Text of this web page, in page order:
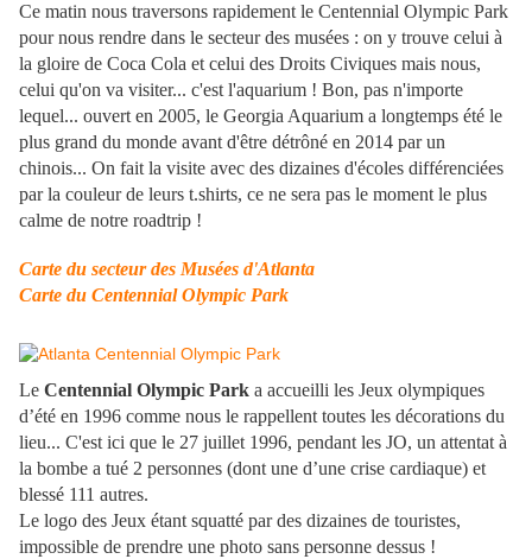
Ce matin nous traversons rapidement le Centennial Olympic Park
pour nous rendre dans le secteur des musées : on y trouve celui à
la gloire de Coca Cola et celui des Droits Civiques mais nous,
celui qu'on va visiter... c'est l'aquarium ! Bon, pas n'importe
lequel... ouvert en 2005, le Georgia Aquarium a longtemps été le
plus grand du monde avant d'être détrôné en 2014 par un
chinois... On fait la visite avec des dizaines d'écoles différenciées
par la couleur de leurs t.shirts, ce ne sera pas le moment le plus
calme de notre roadtrip !
Carte du secteur des Musées d'Atlanta
Carte du Centennial Olympic Park
Le Centennial Olympic Park a accueilli les Jeux olympiques
d’été en 1996 comme nous le rappellent toutes les décorations du
lieu... C'est ici que le 27 juillet 1996, pendant les JO, un attentat à
la bombe a tué 2 personnes (dont une d’une crise cardiaque) et
blessé 111 autres.
Le logo des Jeux étant squatté par des dizaines de touristes,
impossible de prendre une photo sans personne dessus !